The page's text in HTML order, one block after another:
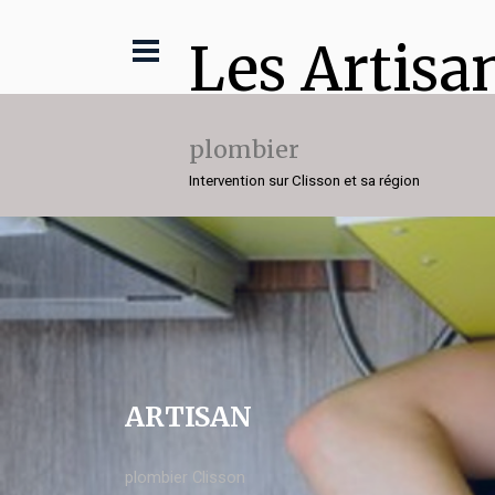
Les
plombier
Intervention sur Clisson et sa région
ARTISAN
plombier Clisson